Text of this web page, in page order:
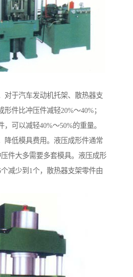
对于汽车发动机托架、散热器支
件比冲压件减轻20%～40%；
可以减轻40%～50%的重量。
降低模具费用。液压成形件通常
件大多需要多套模具。液压成形
减少到1个，散热器支架零件由